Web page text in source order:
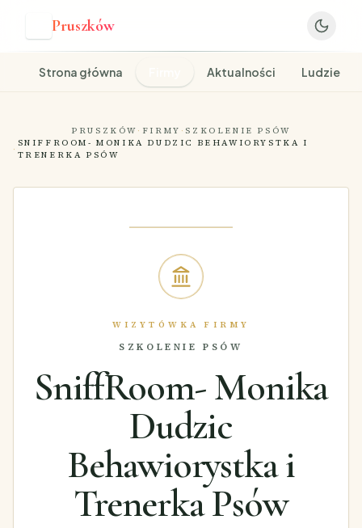
Pruszków
Strona główna Aktualności Ludzie
PRUSZKÓW · FIRMY · SZKOLENIE PSÓW
·
SNIFFROOM- MONIKA DUDZIC BEHAWIORYSTKA I
TRENERKA PSÓW
WIZYTÓWKA FIRMY
SZKOLENIE PSÓW
SniffRoom- Monika
Dudzic
Behawiorystka i
Trenerka Psów